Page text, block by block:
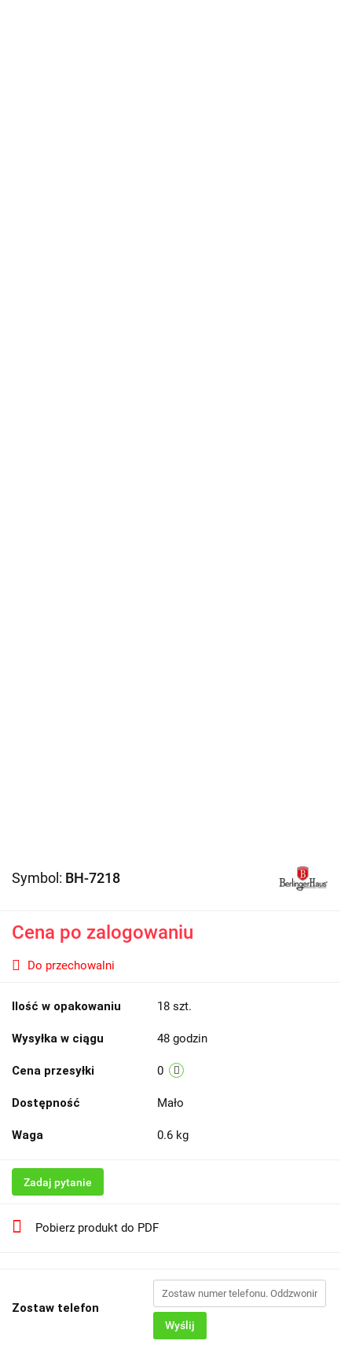
Symbol: BH-7218
Cena po zalogowaniu
Do przechowalni
Ilość w opakowaniu 18 szt.
Wysyłka w ciągu 48 godzin
Cena przesyłki 0
Dostępność Mało
Waga 0.6 kg
Zadaj pytanie
Pobierz produkt do PDF
Zostaw telefon
Wyślij